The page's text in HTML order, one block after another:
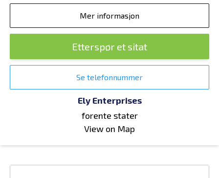
Mer informasjon
Etterspør et sitat
Se telefonnummer
Ely Enterprises
forente stater
View on Map